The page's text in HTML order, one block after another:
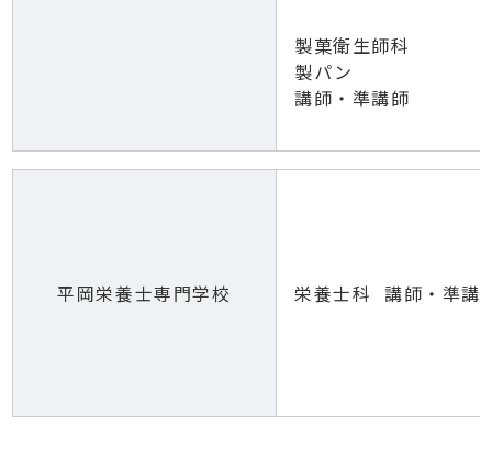
製菓衛生師科
製パン
講師・準講師
平岡栄養士専門学校 栄養士科 講師・準講